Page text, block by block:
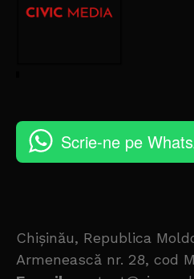
Scrie-ne pe
Chișinău, Republica
Armenească nr. 28, cod